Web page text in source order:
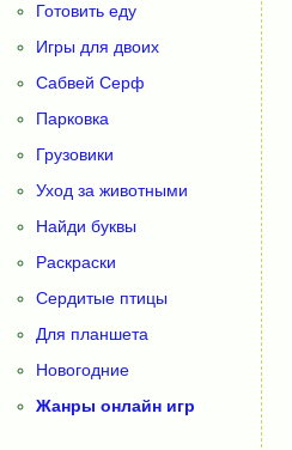
Готовить еду
Игры для двоих
Сабвей Серф
Парковка
Грузовики
Уход за животными
Найди буквы
Раскраски
Сердитые птицы
Для планшета
Новогодние
Жанры онлайн игр